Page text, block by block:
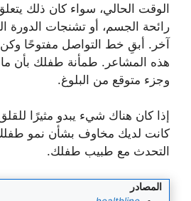
الوقت الحالي، سواء كان ذلك
رائحة الجسم، أو تشنجات الدورة
آخر. أبقِ خط التواصل مفتوحًا وكن
هذه المشاعر. طمأنة طفلك بأن
وجزء متوقع من البلوغ.
إذا كان هناك شيء يبدو مثيرًا
كانت لديك مخاوف بشأن نمو
التحدث مع طبيب طفلك.
المصادر